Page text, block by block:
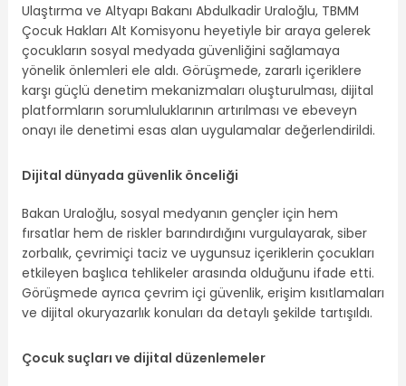
Ulaştırma ve Altyapı Bakanı Abdulkadir Uraloğlu, TBMM
Çocuk Hakları Alt Komisyonu heyetiyle bir araya gelerek
çocukların sosyal medyada güvenliğini sağlamaya
yönelik önlemleri ele aldı. Görüşmede, zararlı içeriklere
karşı güçlü denetim mekanizmaları oluşturulması, dijital
platformların sorumluluklarının artırılması ve ebeveyn
onayı ile denetimi esas alan uygulamalar değerlendirildi.
Dijital dünyada güvenlik önceliği
Bakan Uraloğlu, sosyal medyanın gençler için hem
fırsatlar hem de riskler barındırdığını vurgulayarak, siber
zorbalık, çevrimiçi taciz ve uygunsuz içeriklerin çocukları
etkileyen başlıca tehlikeler arasında olduğunu ifade etti.
Görüşmede ayrıca çevrim içi güvenlik, erişim kısıtlamaları
ve dijital okuryazarlık konuları da detaylı şekilde tartışıldı.
Çocuk suçları ve dijital düzenlemeler